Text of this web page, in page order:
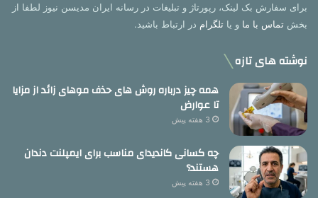
برای سفارش بک لینک، رپورتاژ و تبلیغات در رسانه ایران مدیسن نیوز لطفا از
بخش تماس با ما و یا تلگرام در ارتباط باشید.
نوشته های تازه
همه چیز درباره روش های حذف موهای زائد از مزایا
تا عوارض
3 هفته پیش
چه کسانی کاندیدای مناسب برای ایمپلنت دندان
هستند؟
3 هفته پیش